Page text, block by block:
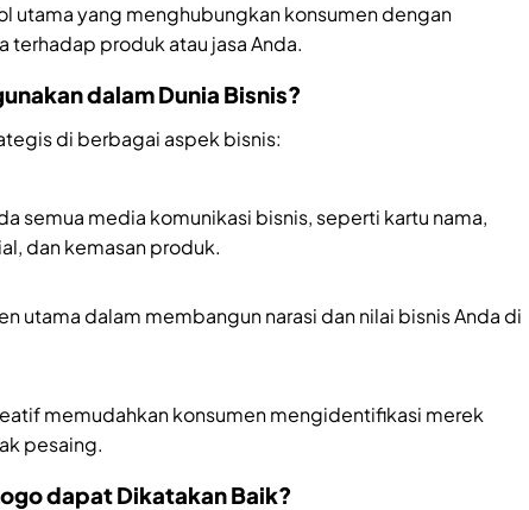
utama yang menghubungkan konsumen dengan
terhadap produk atau jasa Anda.
dalam Dunia Bisnis?
di berbagai aspek bisnis:
semua media komunikasi bisnis, seperti kartu nama,
dan kemasan produk.
utama dalam membangun narasi dan nilai bisnis Anda di
memudahkan konsumen mengidentifikasi merek
pesaing.
dapat Dikatakan Baik?